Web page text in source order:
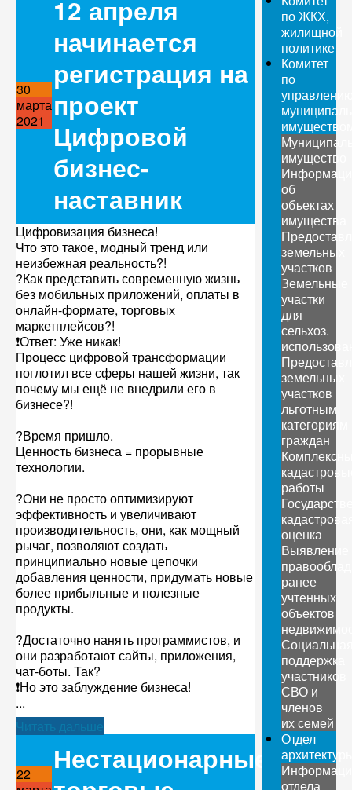
30
марта
2021
12 апреля
начинается
регистрация на
проект
Цифровой
бизнес-
наставник
Цифровизация бизнеса!
Что это такое, модный тренд или
неизбежная реальность?!
?Как представить современную жизнь
без мобильных приложений, оплаты в
онлайн-формате, торговых
маркетплейсов?!
❗Ответ: Уже никак!
Процесс цифровой трансформации
поглотил все сферы нашей жизни, так
почему мы ещё не внедрили его в
бизнесе?!
?Время пришло.
Ценность бизнеса = прорывные
технологии.
?Они не просто оптимизируют
эффективность и увеличивают
производительность, они, как мощный
рычаг, позволяют создать
принципиально новые цепочки
добавления ценности, придумать новые
более прибыльные и полезные
продукты.
?Достаточно нанять программистов, и
они разработают сайты, приложения,
чат-боты. Так?
❗Но это заблуждение бизнеса!
...
Читать дальше
22
Нестационарные
по ЖКХ,
жилищной
политике
Комитет
по
имущество
об
объектах
имущества
земельных
участков
Земельные
участки
для
сельхоз.
земельных
участков
льготным
категориям
граждан
работы
оценка
Выявление
ранее
учтенных
объектов
поддержка
участников
СВО и
членов
их семей
Отдел
отдела